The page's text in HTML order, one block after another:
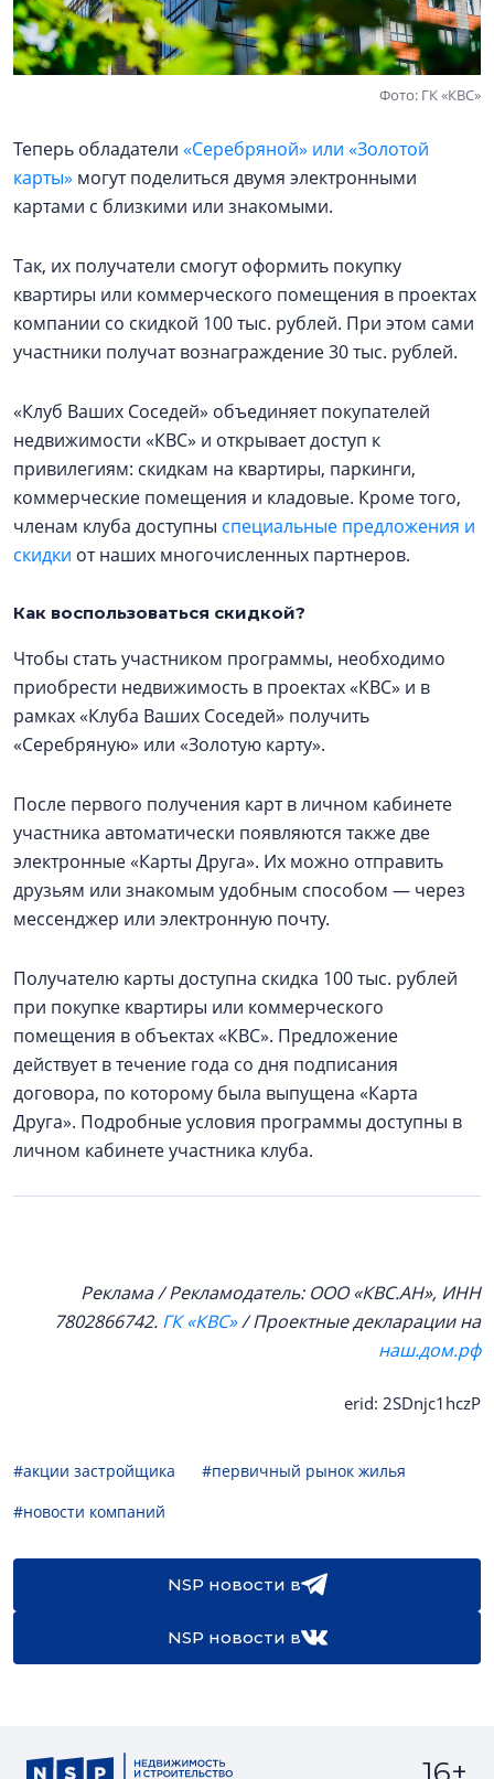
Фото: ГК «КВС»
Теперь обладатели «Серебряной» или «Золотой
карты» могут поделиться двумя электронными
картами с близкими или знакомыми.
Так, их получатели смогут оформить покупку
квартиры или коммерческого помещения в проектах
компании со скидкой 100 тыс. рублей. При этом сами
участники получат вознаграждение 30 тыс. рублей.
«Клуб Ваших Соседей» объединяет покупателей
недвижимости «КВС» и открывает доступ к
привилегиям: скидкам на квартиры, паркинги,
коммерческие помещения и кладовые. Кроме того,
членам клуба доступны специальные предложения и
скидки от наших многочисленных партнеров.
Как воспользоваться скидкой?
Чтобы стать участником программы, необходимо
приобрести недвижимость в проектах «КВС» и в
рамках «Клуба Ваших Соседей» получить
«Серебряную» или «Золотую карту».
После первого получения карт в личном кабинете
участника автоматически появляются также две
электронные «Карты Друга». Их можно отправить
друзьям или знакомым удобным способом — через
мессенджер или электронную почту.
Получателю карты доступна скидка 100 тыс. рублей
при покупке квартиры или коммерческого
помещения в объектах «КВС». Предложение
действует в течение года со дня подписания
договора, по которому была выпущена «Карта
Друга». Подробные условия программы доступны в
личном кабинете участника клуба.
Реклама / Рекламодатель: ООО «КВС.АН», ИНН
7802866742. ГК «КВС»/ Проектные декларации на
наш.дом.рф
erid: 2SDnjc1hczP
#акции застройщика
#первичный рынок жилья
#новости компаний
NSP новости в
NSP новости в